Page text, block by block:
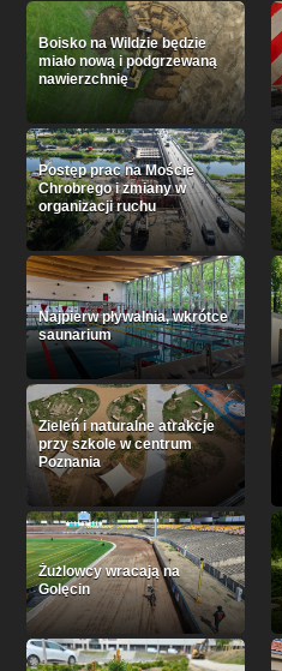
Boisko na Wildzie będzie
miało nową i podgrzewaną
nawierzchnię
Postęp prac na Moście
Chrobrego i zmiany w
organizacji ruchu
Najpierw pływalnia, wkrótce
saunarium
Zieleń i naturalne atrakcje
przy szkole w centrum
Poznania
Żużlowcy wracają na
Golęcin